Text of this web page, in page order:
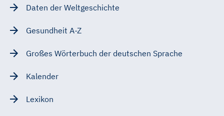
Daten der Weltgeschichte
Gesundheit A-Z
Großes Wörterbuch der deutschen Sprache
Kalender
Lexikon